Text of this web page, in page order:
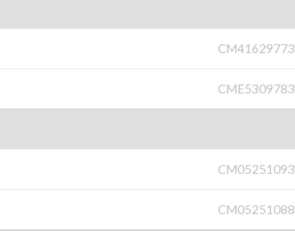
CM41629773
CME5309783
CM05251093
CM05251088